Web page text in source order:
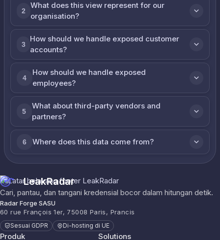
2
What does this view represent for our
organisation?
3
How should we handle exposed customer
accounts?
4
How should we handle exposed
employees?
5
What about third-party vendors and
partners?
6 Where does this data come from?
LeakRadar
Cari, pantau, dan tangani kredensial bocor dalam hitungan detik.
Radar Forge SASU
60 rue François 1er, 75008 Paris, Prancis
Sesuai GDPR Di-hosting di UE
Produk Solutions